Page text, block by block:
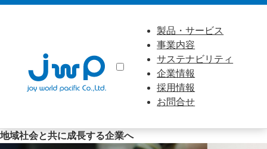
製品・サービス
事業内容
サステナビリティ
企業情報
採用情報
お問合せ
地域社会と共に成長する企業へ